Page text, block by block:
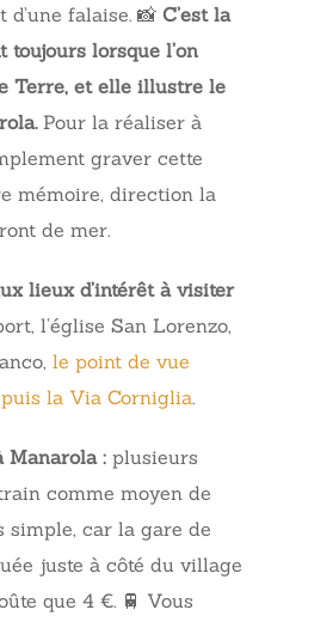
d’une falaise. 📸 C’est la
toujours lorsque l’on
Terre, et elle illustre le
Pour la réaliser à
graver cette
mémoire, direction la
de mer.
lieux d’intérêt à visiter
l’église San Lorenzo,
le point de vue
la Via Corniglia.
Manarola : plusieurs
comme moyen de
car la gare de
juste à côté du village
que 4 €. 🚆 Vous